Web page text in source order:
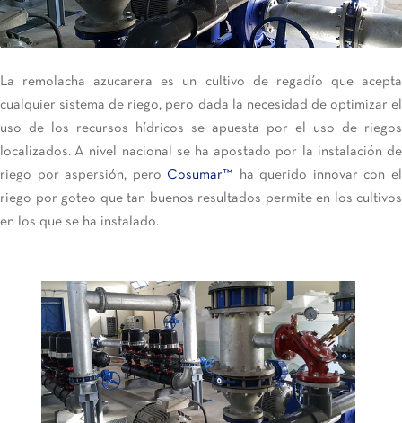
La remolacha azucarera es un cultivo de regadío que acepta
cualquier sistema de riego, pero dada la necesidad de optimizar el
uso de los recursos hídricos se apuesta por el uso de riegos
localizados. A nivel nacional se ha apostado por la instalación de
riego por aspersión, pero Cosumar™ ha querido innovar con el
riego por goteo que tan buenos resultados permite en los cultivos
en los que se ha instalado.